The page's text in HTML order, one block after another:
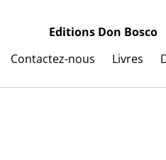
Editions Don Bosco
Contactez-nous Livres